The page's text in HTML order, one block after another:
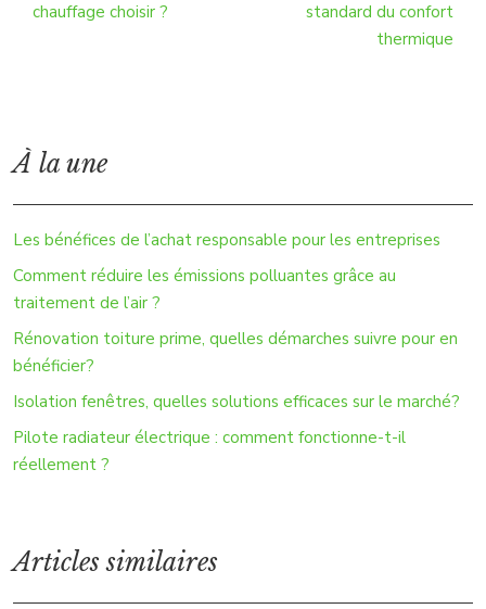
chauffage choisir ?
standard du confort
thermique
À la une
Les bénéfices de l’achat responsable pour les entreprises
Comment réduire les émissions polluantes grâce au
traitement de l’air ?
Rénovation toiture prime, quelles démarches suivre pour en
bénéficier?
Isolation fenêtres, quelles solutions efficaces sur le marché?
Pilote radiateur électrique : comment fonctionne-t-il
réellement ?
Articles similaires